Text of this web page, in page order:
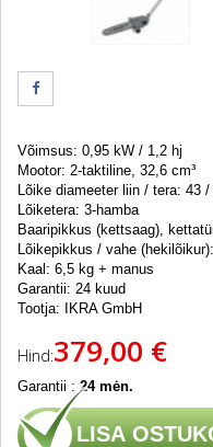
Võimsus: 0,95 kW / 1,2 hj
Mootor: 2-taktiline, 32,6 cm³
Lõike diameeter liin / tera: 43
Lõiketera: 3-hamba
Baaripikkus (kettsaag),
Lõikepikkus / vahe
Kaal: 6,5 kg + manus
Garantii: 24 kuud
Tootja: IKRA GmbH
Hind:379,00 €
Garantii : 24 mėn.
LISA